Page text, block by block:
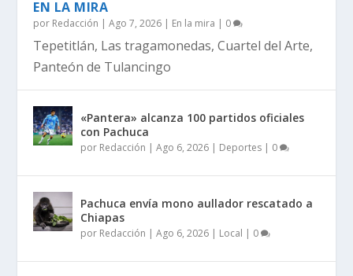
EN LA MIRA
por Redacción |Ago 7, 2026 | En la mira | 0
Tepetitlán, Las tragamonedas, Cuartel del Arte,
Panteón de Tulancingo
«Pantera» alcanza 100 partidos oficiales
con Pachuca
por Redacción |Ago 6, 2026 | Deportes | 0
Pachuca envía mono aullador rescatado a
Chiapas
por Redacción |Ago 6, 2026 | Local | 0